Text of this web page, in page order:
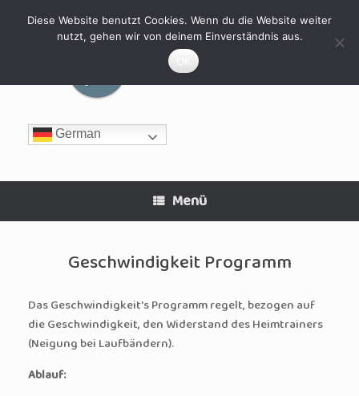
MyHomeFIT
German
Menü
Geschwindigkeit Programm
Das Geschwindigkeit's Programm regelt, bezogen auf
die Geschwindigkeit, den Widerstand des Heimtrainers
(Neigung bei Laufbändern).
Ablauf:
Diese Website benutzt Cookies. Wenn du die Website weiter
nutzt, gehen wir von deinem Einverständnis aus.